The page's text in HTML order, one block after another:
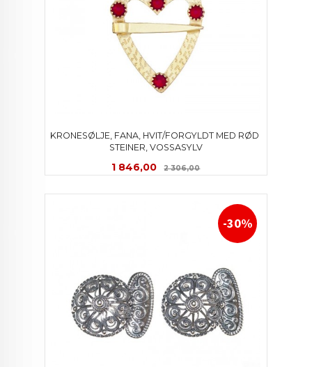
KRONESØLJE, FANA, HVIT/FORGYLDT MED RØD
STEINER, VOSSASYLV
Tilbud
1 846,00 2 306,00Rabatt
-30%